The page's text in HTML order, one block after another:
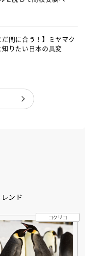
だ間に合う！】ミヤマク
りたい日本の異変
ンド
コクリコ